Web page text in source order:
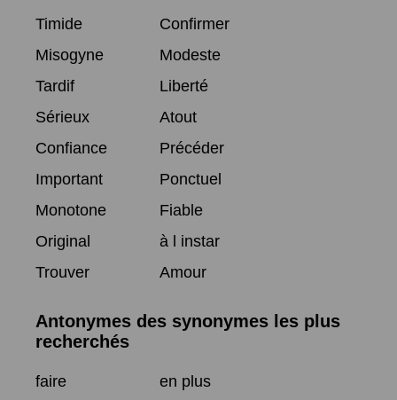
Timide
Confirmer
Misogyne
Modeste
Tardif
Liberté
Sérieux
Atout
Confiance
Précéder
Important
Ponctuel
Monotone
Fiable
Original
à l instar
Trouver
Amour
Antonymes des synonymes les plus
recherchés
faire
en plus